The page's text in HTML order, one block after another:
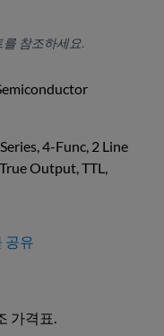
참조하세요.
4-Func, 2 Line
Output, TTL,
공유
가격표.